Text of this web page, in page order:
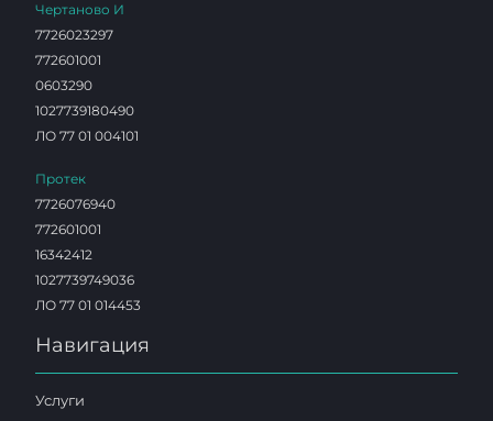
Чертаново И
7726023297
772601001
0603290
1027739180490
ЛО 77 01 004101
Протек
7726076940
772601001
16342412
1027739749036
ЛО 77 01 014453
Навигация
Услуги